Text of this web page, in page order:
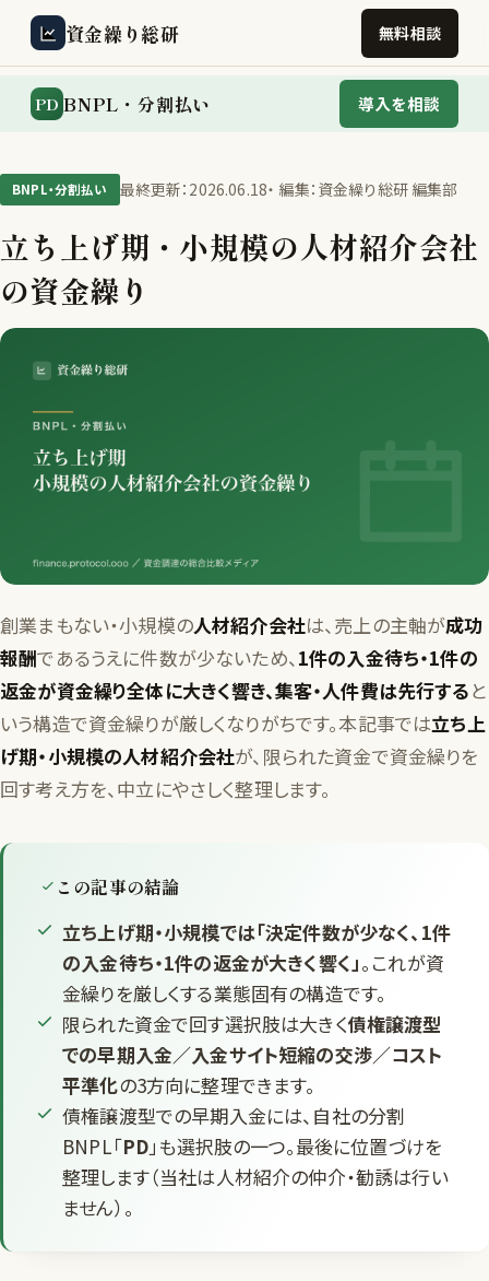
資金繰り総研 無料相談
PD BNPL・分割払い 導入を相談
BNPL・分割払い 最終更新：2026.06.18・ 編集：資金繰り総研 編集部
立ち上げ期・小規模の人材紹介会社
の資金繰り
創業まもない・小規模の人材紹介会社は、売上の主軸が成功
報酬であるうえに件数が少ないため、1件の入金待ち・1件の
返金が資金繰り全体に大きく響き、集客・人件費は先行すると
いう構造で資金繰りが厳しくなりがちです。本記事では立ち上
げ期・小規模の人材紹介会社が、限られた資金で資金繰りを
回す考え方を、中立にやさしく整理します。
この記事の結論
立ち上げ期・小規模では「決定件数が少なく、1件
の入金待ち・1件の返金が大きく響く」。これが資
金繰りを厳しくする業態固有の構造です。
限られた資金で回す選択肢は大きく債権譲渡型
での早期入金／入金サイト短縮の交渉／コスト
平準化の3方向に整理できます。
債権譲渡型での早期入金には、自社の分割
BNPL「PD」も選択肢の一つ。最後に位置づけを
整理します（当社は人材紹介の仲介・勧誘は行い
ません）。